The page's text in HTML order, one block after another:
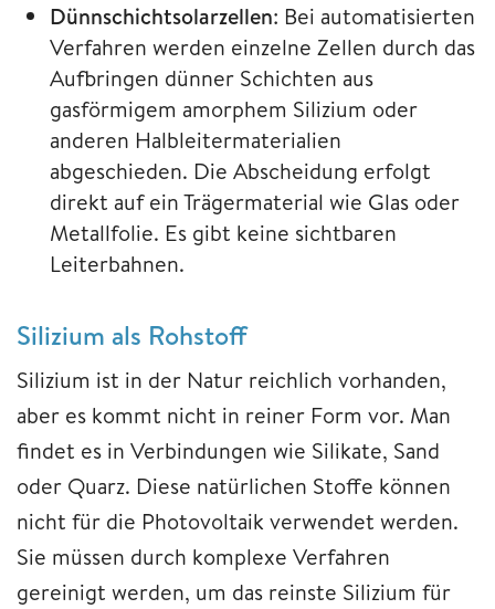
Dünnschichtsolarzellen: Bei automatisierten
Verfahren werden einzelne Zellen durch das
Aufbringen dünner Schichten aus
gasförmigem amorphem Silizium oder
anderen Halbleitermaterialien
abgeschieden. Die Abscheidung erfolgt
direkt auf ein Trägermaterial wie Glas oder
Metallfolie. Es gibt keine sichtbaren
Leiterbahnen.
Silizium als Rohstoff
Silizium ist in der Natur reichlich vorhanden,
aber es kommt nicht in reiner Form vor. Man
findet es in Verbindungen wie Silikate, Sand
oder Quarz. Diese natürlichen Stoffe können
nicht für die Photovoltaik verwendet werden.
Sie müssen durch komplexe Verfahren
gereinigt werden, um das reinste Silizium für